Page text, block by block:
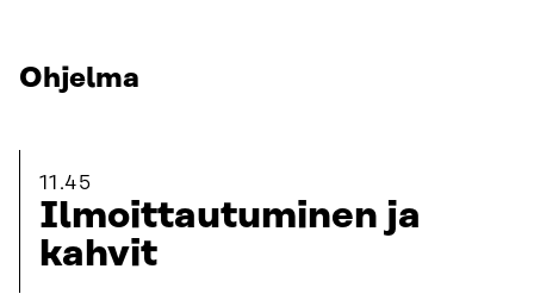
Ohjelma
11.45
Ilmoittautuminen ja
kahvit